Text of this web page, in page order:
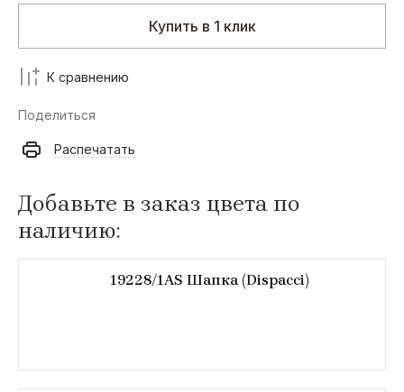
Купить в 1 клик
К сравнению
Поделиться
Распечатать
Добавьте в заказ цвета по
наличию:
19228/1AS Шапка (Dispacci)